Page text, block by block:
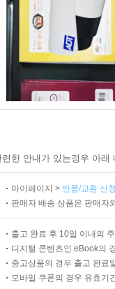
의 사회봉사 실천 290
의 중요성 291
할 일을 찾음 296
행의 과정 306
하는가? 312
학대학교의 대학원
치면서 부족했던 부
글의 전개상 필요하여
로서, 사회봉사의 일
한 안내가 있는경우 아
마이페이지 > 반품/교환 신
판매자 배송 상품은 판매자
출고 완료 후 10일 이내의
디지털 콘텐츠인 eBook의
중고상품의 경우 출고 완료
모바일 쿠폰의 경우 유효기